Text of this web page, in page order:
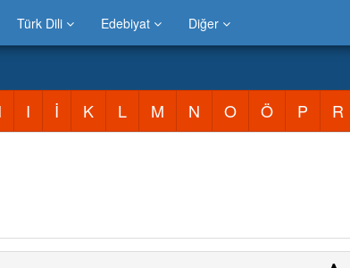
Türk Dili Edebiyat Diğer
I İ K L M N O Ö P R